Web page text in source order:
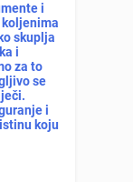
i
skuplja
i
za to
se
i
koju